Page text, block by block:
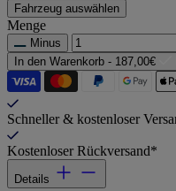
Fahrzeug auswählen
Menge
Minus
In den Warenkorb - 187,00€
Schneller & kostenloser
Kostenloser Rückversand*
Details